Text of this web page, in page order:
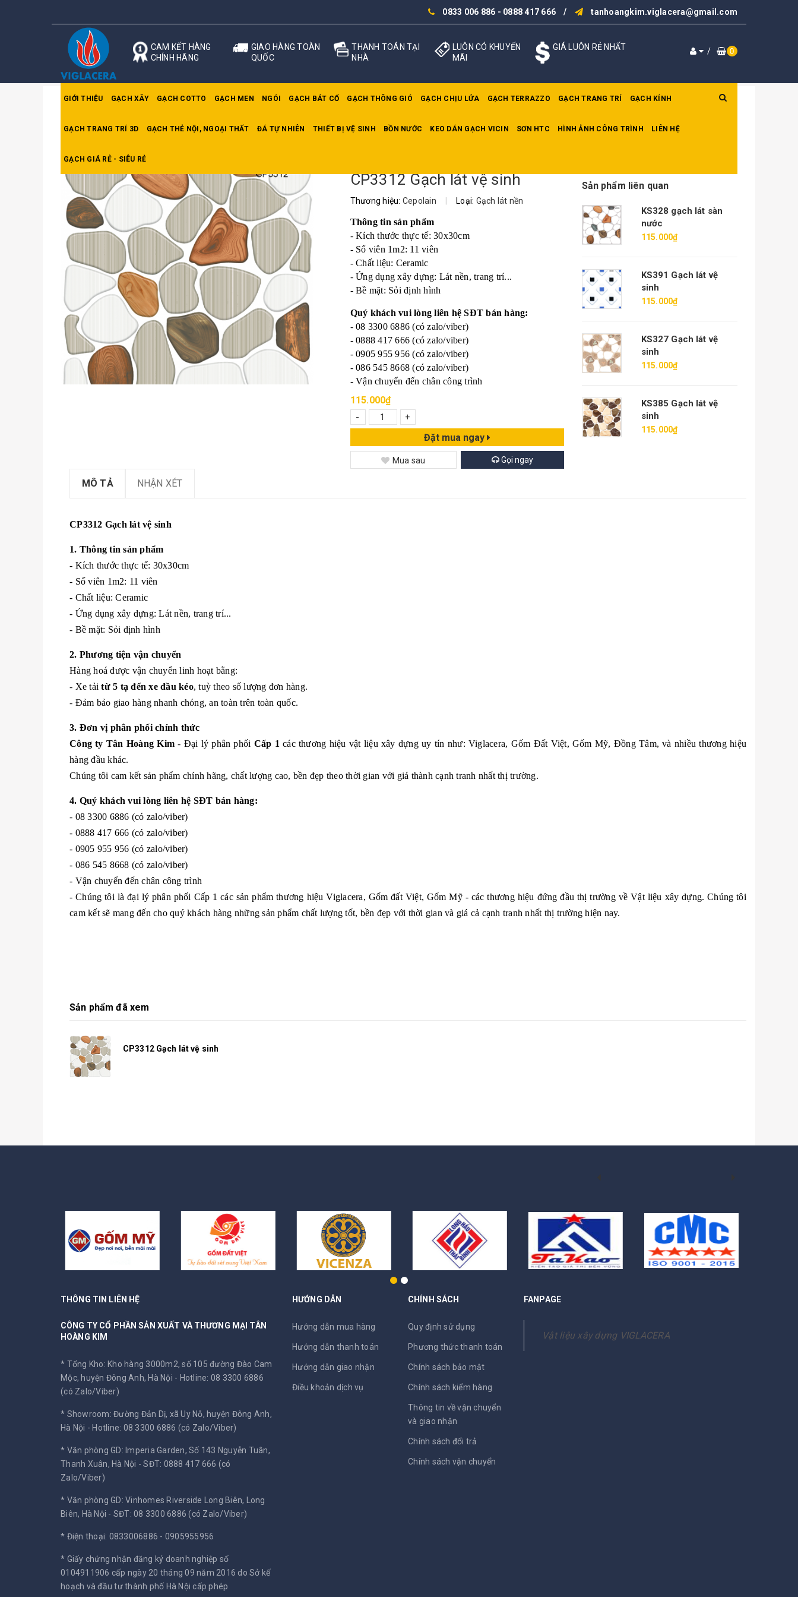
0833 006 886 - 0888 417 666 / tanhoangkim.viglacera@gmail.com
CAM KẾT HÀNG
CHÍNH HÃNG
GIAO HÀNG TOÀN
QUỐC
THANH TOÁN TẠI
NHÀ
LUÔN CÓ KHUYẾN
MÃI
GIÁ LUÔN RẺ NHẤT / 0
GIỚI THIỆU GẠCH XÂY GẠCH COTTO GẠCH MEN NGÓI GẠCH BÁT CỔ GẠCH THÔNG GIÓ GẠCH CHỊU LỬA GẠCH TERRAZZO GẠCH TRANG TRÍ GẠCH KÍNH
GẠCH TRANG TRÍ 3D GẠCH THẺ NỘI, NGOẠI THẤT ĐÁ TỰ NHIÊN THIẾT BỊ VỆ SINH BỒN NƯỚC KEO DÁN GẠCH VICIN SƠN HTC HÌNH ẢNH CÔNG TRÌNH LIÊN HỆ
GẠCH GIÁ RẺ - SIÊU RẺ
Trang chủ Gạch lát Long Hầu CP3312 Gạch lát vệ sinh
CP3312 Gạch lát vệ sinh
Thương hiệu: Cepolain Loại: Gạch lát nền
Thông tin sản phẩm
- Kích thước thực tế: 30x30cm
- Số viên 1m2: 11 viên
- Chất liệu: Ceramic
- Ứng dụng xây dựng: Lát nền, trang trí...
- Bề mặt: Sỏi định hình
Quý khách vui lòng liên hệ SĐT bán hàng:
- 08 3300 6886 (có zalo/viber)
- 0888 417 666 (có zalo/viber)
- 0905 955 956 (có zalo/viber)
- 086 545 8668 (có zalo/viber)
- Vận chuyển đến chân công trình
115.000₫
-
+
Đặt mua ngay
Mua sau Gọi ngay
Sản phẩm liên quan
KS328 gạch lát sàn
nước
115.000₫
KS391 Gạch lát vệ
sinh
115.000₫
KS327 Gạch lát vệ
sinh
115.000₫
KS385 Gạch lát vệ
sinh
115.000₫
MÔ TẢ NHẬN XÉT
CP3312 Gạch lát vệ sinh
1. Thông tin sản phẩm
- Kích thước thực tế: 30x30cm
- Số viên 1m2: 11 viên
- Chất liệu: Ceramic
- Ứng dụng xây dựng: Lát nền, trang trí...
- Bề mặt: Sỏi định hình
2. Phương tiện vận chuyển
Hàng hoá được vận chuyển linh hoạt bằng:
- Xe tảitừ 5 tạ đến xe đầu kéo, tuỳ theo số lượng đơn hàng.
- Đảm bảo giao hàng nhanh chóng, an toàn trên toàn quốc.
3. Đơn vị phân phối chính thức
Công ty Tân Hoàng Kim - Đại lý phân phối Cấp 1 các thương hiệu vật liệu xây dựng uy tín như: Viglacera, Gốm Đất Việt, Gốm Mỹ, Đồng Tâm, và nhiều thương hiệu
hàng đầu khác.
Chúng tôi cam kết sản phẩm chính hãng, chất lượng cao, bền đẹp theo thời gian với giá thành cạnh tranh nhất thị trường.
4. Quý khách vui lòng liên hệ SĐT bán hàng:
- 08 3300 6886 (có zalo/viber)
- 0888 417 666 (có zalo/viber)
- 0905 955 956 (có zalo/viber)
- 086 545 8668 (có zalo/viber)
- Vận chuyển đến chân công trình
- Chúng tôi là đại lý phân phối Cấp 1 các sản phẩm thương hiệu Viglacera, Gốm đất Việt, Gốm Mỹ - các thương hiệu đứng đầu thị trường về Vật liệu xây dựng. Chúng tôi
cam kết sẽ mang đến cho quý khách hàng những sản phẩm chất lượng tốt, bền đẹp với thời gian và giá cả cạnh tranh nhất thị trường hiện nay.
Sản phẩm đã xem
CP3312 Gạch lát vệ sinh
THÔNG TIN LIÊN HỆ
CÔNG TY CỔ PHẦN SẢN XUẤT VÀ THƯƠNG MẠI TÂN
HOÀNG KIM
* Tổng Kho: Kho hàng 3000m2, số 105 đường Đào Cam
Mộc, huyện Đông Anh, Hà Nội - Hotline: 08 3300 6886
(có Zalo/Viber)
* Showroom: Đường Đản Dị, xã Uy Nỗ, huyện Đông Anh,
Hà Nội - Hotline: 08 3300 6886 (có Zalo/Viber)
* Văn phòng GD: Imperia Garden, Số 143 Nguyễn Tuân,
Thanh Xuân, Hà Nội -SĐT: 0888 417 666 (có
Zalo/Viber)
* Văn phòng GD: Vinhomes Riverside Long Biên, Long
Biên, Hà Nội - SĐT: 08 3300 6886 (có Zalo/Viber)
* Điện thoại: 0833006886 - 0905955956
* Giấy chứng nhận đăng ký doanh nghiệp số
0104911906 cấp ngày 20 tháng 09 năm 2016 do Sở kế
hoạch và đầu tư thành phố Hà Nội cấp phép
HƯỚNG DẪN
Hướng dẫn mua hàng
Hướng dẫn thanh toán
Hướng dẫn giao nhận
Điều khoản dịch vụ
CHÍNH SÁCH
Quy định sử dụng
Phương thức thanh toán
Chính sách bảo mật
Chính sách kiểm hàng
Thông tin về vận chuyển
và giao nhận
Chính sách đổi trả
Chính sách vận chuyển
FANPAGE
Vật liệu xây dựng VIGLACERA